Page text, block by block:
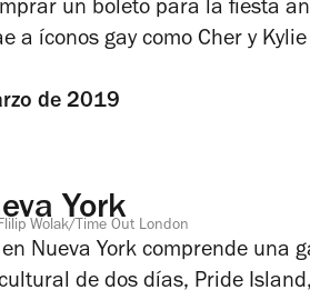
un boleto para la fiesta
a íconos gay como Cher y
de 2019
York
Wolak/Time Out London
Nueva York comprende una
de dos días, Pride